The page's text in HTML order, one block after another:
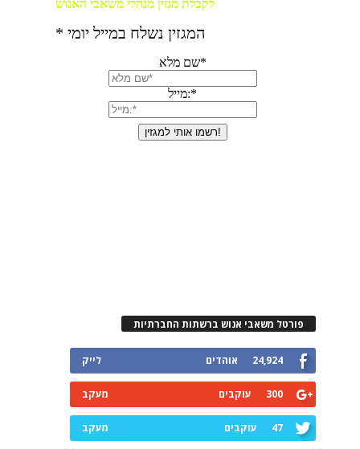
פורטל משאבי אנוש ברשתות החברתיות
24,924 אוהדים לייק
300 עוקבים מעקב
47 עוקבים מעקב